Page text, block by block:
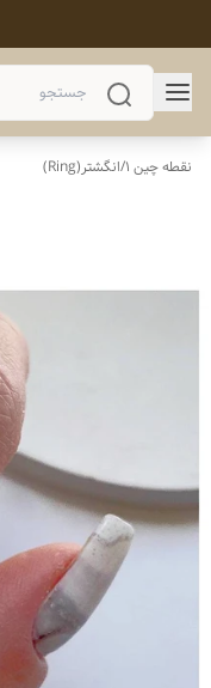
نقطه چین 1 /انگشتر(Ring)